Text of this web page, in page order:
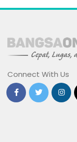
Connect With Us